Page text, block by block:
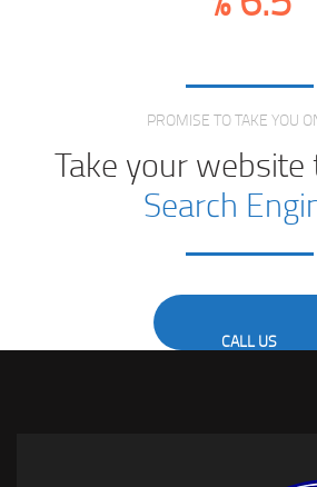
Love From
PROMISE TO TAKE YOU
Take your
Search
CALL US